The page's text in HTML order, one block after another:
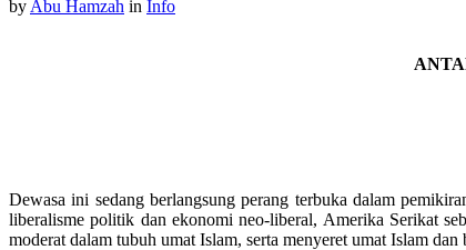
by Abu Hamzah in Info
Dewasa ini sedang berlangsung perang terbuka dalam
liberalisme politik dan ekonomi neo-liberal, Amerika Serikat
moderat dalam tubuh umat Islam, serta menyeret umat Islam